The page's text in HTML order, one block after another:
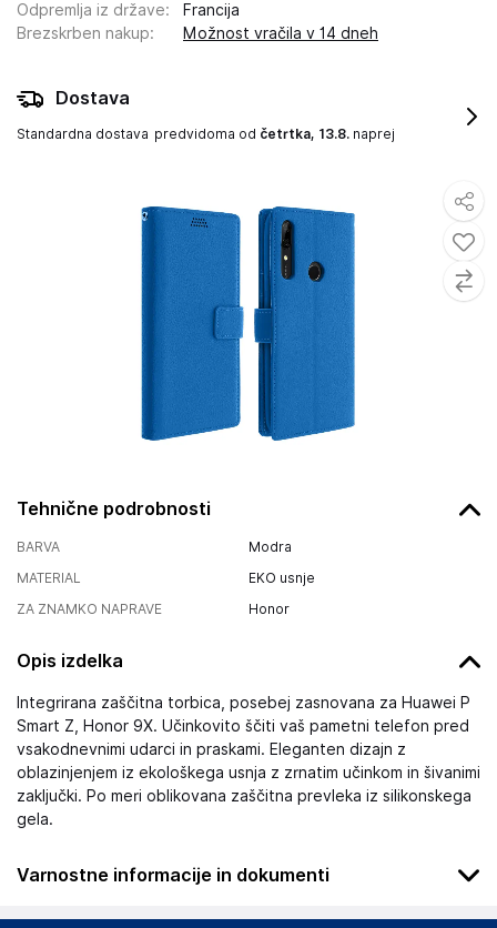
Tehnične podrobnosti
BARVA
Modra
MATERIAL
EKO usnje
ZA ZNAMKO NAPRAVE
Honor
Opis izdelka
Integrirana zaščitna torbica, posebej zasnovana za Huawei P
Smart Z, Honor 9X. Učinkovito ščiti vaš pametni telefon pred
vsakodnevnimi udarci in praskami. Eleganten dizajn z
oblazinjenjem iz ekološkega usnja z zrnatim učinkom in šivanimi
zaključki. Po meri oblikovana zaščitna prevleka iz silikonskega
gela.
Varnostne informacije in dokumenti
Podatki o proizvajalcu
Odpremlja iz države:
Francija
Brezskrben nakup: Možnost vračila v 14 dneh
Dostava
Standardna dostava predvidoma od četrtka, 13.8. naprej